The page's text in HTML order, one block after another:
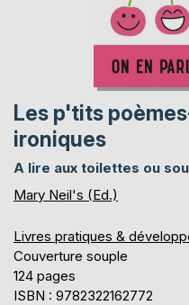
Les p'tits
ironiques
A lire aux toilettes ou
Mary Neil's (Ed.)
Livres pratiques &
Couverture souple
124 pages
ISBN : 9782322162772